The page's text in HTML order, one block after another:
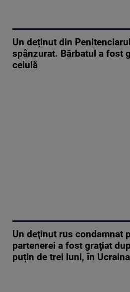
Un deținut din
spânzurat. Bărbatul a fost
celulă
Un deţinut rus condamnat
partenerei a fost graţiat
puțin de trei luni, în Ucraina